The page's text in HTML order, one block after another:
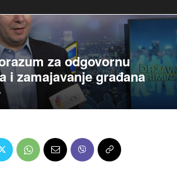
za odgovornu
i zamajavanje građana